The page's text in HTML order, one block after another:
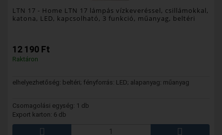
LTN 17 - Home LTN 17 lámpás vízkeveréssel, csillámokkal,
katona, LED, kapcsolható, 3 funkció, műanyag, beltéri
12 190 Ft
Raktáron
elhelyezhetőség: beltéri; fényforrás: LED; alapanyag: műanyag
Csomagolási egység: 1 db
Export karton: 6 db